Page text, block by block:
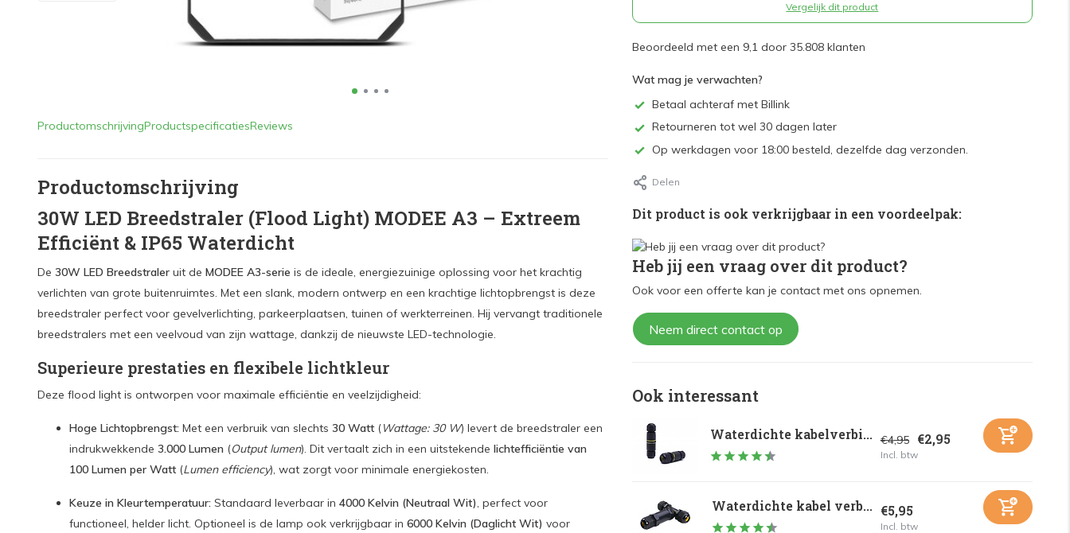
ProductomschrijvingProductspecificatiesReviews
Productomschrijving
30W LED Breedstraler (Flood Light) MODEE A3 – Extreem
Efficiënt & IP65 Waterdicht
De 30W LED Breedstraler uit de MODEE A3-serie is de ideale, energiezuinige oplossing voor het krachtig
verlichten van grote buitenruimtes. Met een slank, modern ontwerp en een krachtige lichtopbrengst is deze
breedstraler perfect voor gevelverlichting, parkeerplaatsen, tuinen of werkterreinen. Hij vervangt traditionele
breedstralers met een veelvoud van zijn wattage, dankzij de nieuwste LED-technologie.
Superieure prestaties en flexibele lichtkleur
Deze flood light is ontworpen voor maximale efficiëntie en veelzijdigheid:
Hoge Lichtopbrengst: Met een verbruik van slechts 30 Watt (Wattage: 30 W) levert de breedstraler een
indrukwekkende 3.000 Lumen (Output lumen). Dit vertaalt zich in een uitstekende lichtefficiëntie van
100 Lumen per Watt (Lumen efficiency), wat zorgt voor minimale energiekosten.
Keuze in Kleurtemperatuur: Standaard leverbaar in 4000 Kelvin (Neutraal Wit), perfect voor
functioneel, helder licht. Optioneel is de lamp ook verkrijgbaar in 6000 Kelvin (Daglicht Wit) voor
Vergelijk dit product
Beoordeeld met een 9,1 door 35.808 klanten
Wat mag je verwachten?
Betaal achteraf met Billink
Retourneren tot wel 30 dagen later
Op werkdagen voor 18:00 besteld, dezelfde dag verzonden.
Delen
Dit product is ook verkrijgbaar in een voordeelpak:
Heb jij een vraag over dit product?
Ook voor een offerte kan je contact met ons opnemen.
Neem direct contact op
Ook interessant
Waterdichte kabelverbi... €4,95 €2,95
Incl. btw
Waterdichte kabel verb... €5,95
Incl. btw